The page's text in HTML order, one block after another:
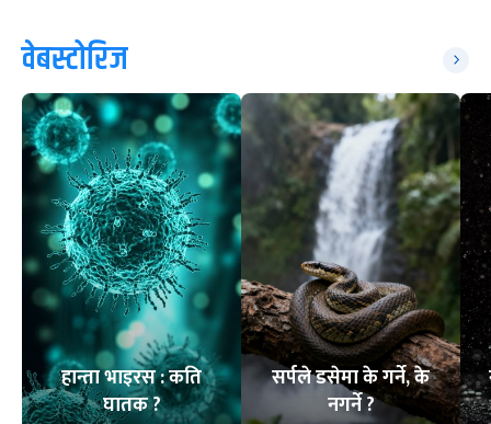
वेबस्टोरिज
हान्ता भाइरस : कति
घातक ?
सर्पले डसेमा के गर्ने, के
नगर्ने ?